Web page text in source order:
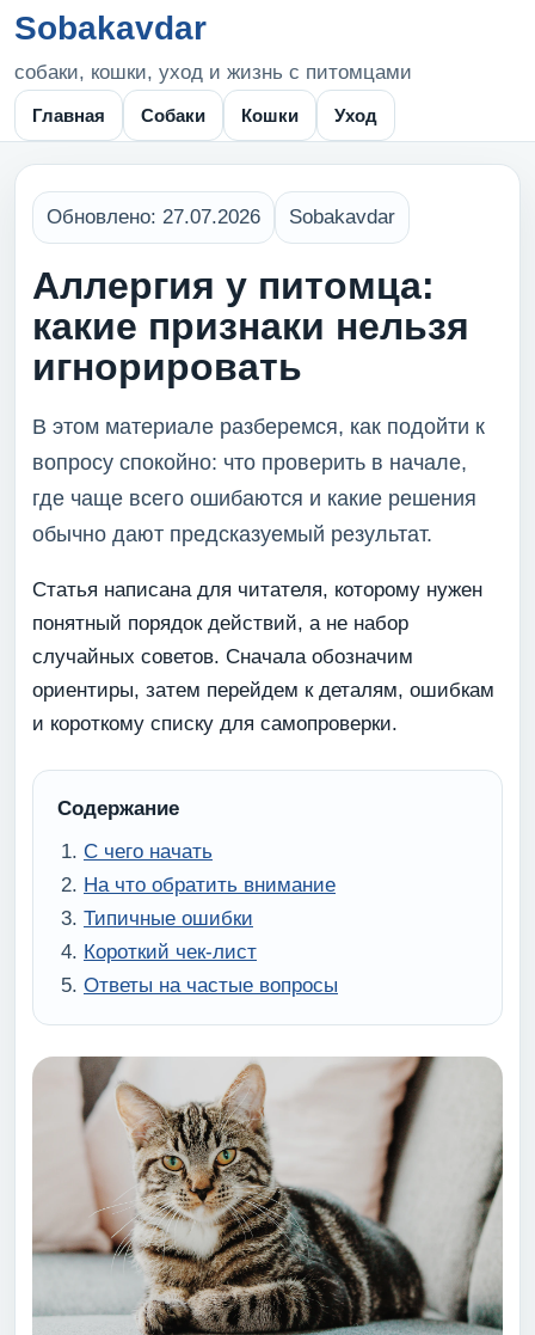
Sobakavdar
собаки, кошки, уход и жизнь с питомцами
Главная Собаки Кошки Уход
Обновлено: 27.07.2026 Sobakavdar
Аллергия у питомца:
какие признаки нельзя
игнорировать
В этом материале разберемся, как подойти к
вопросу спокойно: что проверить в начале,
где чаще всего ошибаются и какие решения
обычно дают предсказуемый результат.
Статья написана для читателя, которому нужен
понятный порядок действий, а не набор
случайных советов. Сначала обозначим
ориентиры, затем перейдем к деталям, ошибкам
и короткому списку для самопроверки.
Содержание
С чего начать
На что обратить внимание
Типичные ошибки
Короткий чек-лист
Ответы на частые вопросы